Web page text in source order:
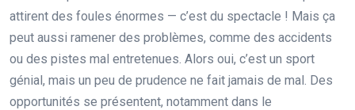
attirent des foules énormes — c’est du spectacle ! Mais ça
peut aussi ramener des problèmes, comme des accidents
ou des pistes mal entretenues. Alors oui, c’est un sport
génial, mais un peu de prudence ne fait jamais de mal. Des
opportunités se présentent, notamment dans le